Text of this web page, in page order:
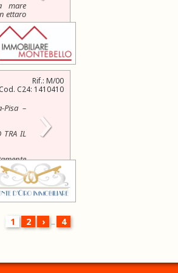
mare
ettaro
Rif.: M/00
C24: 1410410
Pisa –
TRA IL
›
1 2 › ... 4